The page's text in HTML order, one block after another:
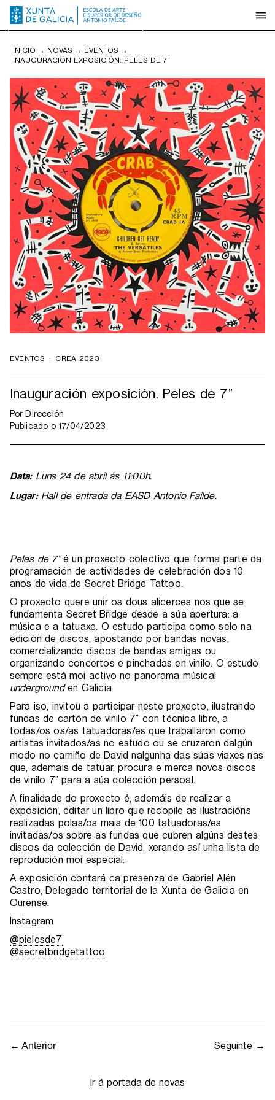
INICIO → NOVAS → EVENTOS →
INAUGURACIÓN EXPOSICIÓN. PELES DE 7”
EVENTOS · CREA 2023
Inauguración exposición. Peles de 7”
Por Dirección
Publicado o17/04/2023
Data:Luns 24 de abril ás 11:00h.
Lugar:Hall de entrada da EASD Antonio Faílde.
Peles de 7”é un proxecto colectivo que forma parte da
programación de actividades de celebración dos 10
anos de vida de Secret Bridge Tattoo.
O proxecto quere unir os dous alicerces nos que se
fundamenta Secret Bridge desde a súa apertura: a
música e a tatuaxe. O estudo participa como selo na
edición de discos, apostando por bandas novas,
comercializando discos de bandas amigas ou
organizando concertos e pinchadas en vinilo. O estudo
sempre está moi activo no panorama músical
undergrounden Galicia.
Para iso, invitou a participar neste proxecto, ilustrando
fundas de cartón de vinilo 7” con técnica libre, a
todas/os os/as tatuadoras/es que traballaron como
artistas invitados/as no estudo ou se cruzaron dalgún
modo no camiño de David nalgunha das súas viaxes nas
que, ademais de tatuar, procura e merca novos discos
de vinilo 7” para a súa colección persoal.
A finalidade do proxecto é, ademáis de realizar a
exposición, editar un libro que recopile as ilustracións
realizadas polas/os mais de 100 tatuadoras/es
invitadas/os sobre as fundas que cubren algúns destes
discos da colección de David, xerando así unha lista de
reprodución moi especial.
A exposición contará ca presenza de Gabriel Alén
Castro, Delegado territorial de la Xunta de Galicia en
Ourense.
Instagram
@pielesde7
@secretbridgetattoo
← Anterior Seguinte →
Ir á portada de novas